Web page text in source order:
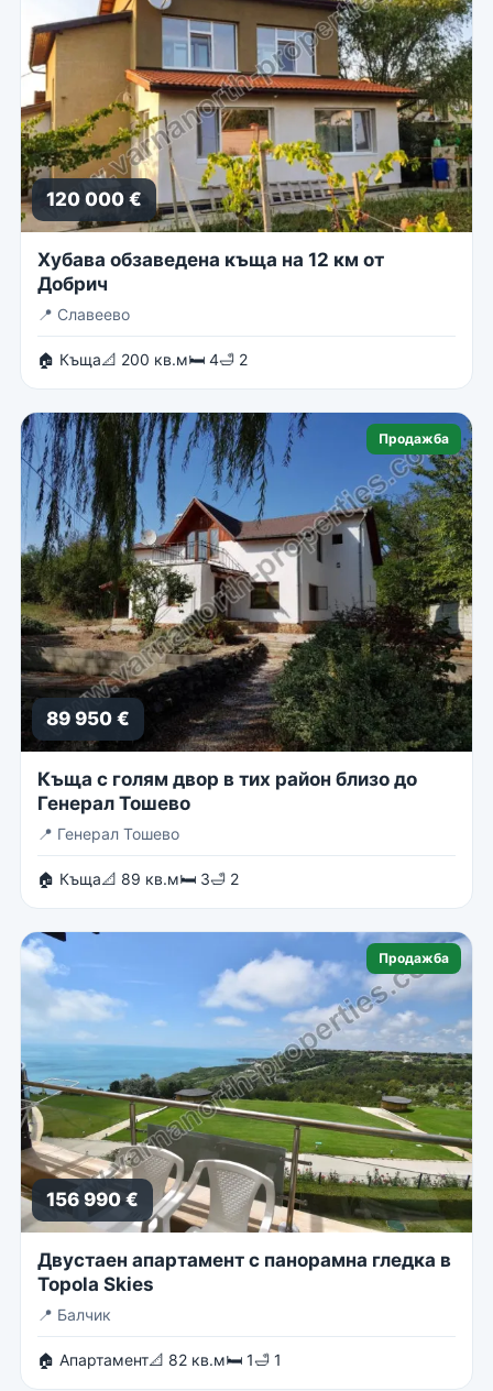
120 000 €
Хубава обзаведена къща на 12 км от
Добрич
📍 Славеево
🏠 Къща📐 200 кв.м🛏 4🛁 2
Продажба
89 950 €
Къща с голям двор в тих район близо до
Генерал Тошево
📍 Генерал Тошево
🏠 Къща📐 89 кв.м🛏 3🛁 2
Продажба
156 990 €
Двустаен апартамент с панорамна гледка в
Topola Skies
📍 Балчик
🏠 Апартамент📐 82 кв.м🛏 1🛁 1